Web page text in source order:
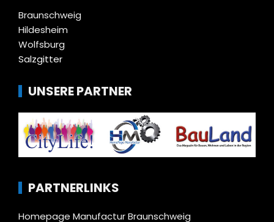
Braunschweig
Hildesheim
Wolfsburg
Salzgitter
UNSERE PARTNER
PARTNERLINKS
Homepage Manufactur Braunschweig